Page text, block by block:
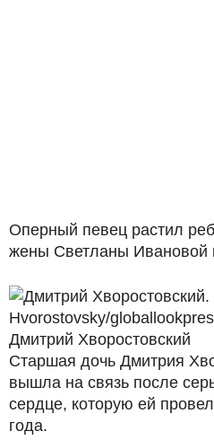
Оперный певец растил
жены Светланы Ивановой
Дмитрий Хворостовский
Старшая дочь Дмитрия
вышла на связь после
сердце, которую ей
года.